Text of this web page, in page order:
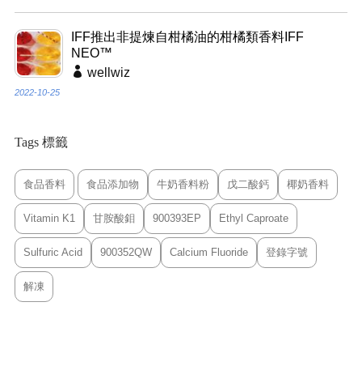
IFF推出非提煉自柑橘油的柑橘類香料IFF
NEO™
wellwiz
2022-10-25
Tags 標籤
食品香料 食品添加物 牛奶香料粉 戊二酸鈣 椰奶香料
Vitamin K1 甘胺酸鉬 900393EP Ethyl Caproate
Sulfuric Acid 900352QW Calcium Fluoride 登錄字號
解凍